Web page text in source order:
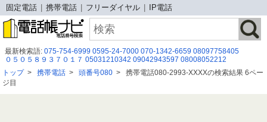
固定電話 携帯電話 フリーダイヤル IP電話
最新検索語: 075-754-6999 0595-24-7000 070-1342-6659 08097758405
０５０５８９３７０１７ 05031210342 09042943597 08008052212
0120792197 0120 994 038 0120907449 03-6661-1761
0120992576
0120771179 0368435452 05032041287 0825542099 08014146520
08016006323
トップ> 携帯電話 > 頭番号080 > 携帯電話080-2993-XXXXの検索結果 6ペー
ジ目